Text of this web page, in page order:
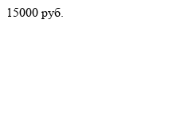
15000 руб.